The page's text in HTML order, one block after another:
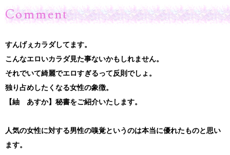
Comment
すんげぇカラダしてます。
こんなエロいカラダ見た事ないかもしれません。
それでいて綺麗でエロすぎるって反則でしょ。
独り占めしたくなる女性の象徴。
【紬 あすか】秘書をご紹介いたします。
人気の女性に対する男性の嗅覚というのは本当に優れたものと思い
ます。